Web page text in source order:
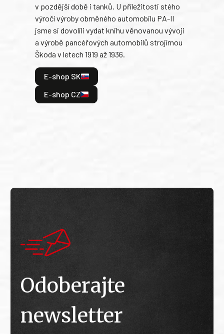
v pozdější době i tanků. U příležitosti stého
výročí výroby obrněného automobilu PA-II
jsme si dovolili vydat knihu věnovanou vývoji
a výrobě pancéřových automobilů strojírnou
Škoda v letech 1919 až 1936.
E-shop SK
E-shop CZ
Odoberajte
newsletter